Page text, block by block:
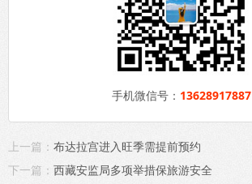
手机微信号： 13628917887
上一篇： 布达拉宫进入旺季需提前预约
下一篇： 西藏安监局多项举措保旅游安全